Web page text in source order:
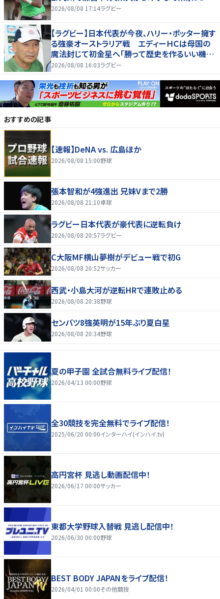
2026/08/08 17:14ラグビー
【ラグビー】日本代表が今夜、ハリー・ポッター擁す
る強豪オーストラリア戦 エディーＨＣは母国の
魔法封じて初金星へ「勝って歴史を作るいい機
会」
2026/08/08 16:03ラグビー
おすすめの記事
【速報】DeNA vs. 広島ほか
2026/08/08 15:00野球
張本智和が4強進出 兄妹Vまで2勝
2026/08/08 21:10卓球
ラグビー日本代表が豪代表に逆転負け
2026/08/08 20:57ラグビー
C大阪MF横山夢樹がデビュー戦で初G
2026/08/08 20:52サッカー
西武・小島大河が逆転HRで連敗止める
2026/08/08 20:38野球
センバツ8強英明が15年ぶり夏白星
2026/08/08 20:34野球
夏の甲子園 全試合無料ライブ配信！
2026/04/13 00:00野球
全30競技を完全無料でライブ配信！
2025/06/20 00:00インターハイ(インハイ.tv)
高円宮杯 見逃し動画配信中！
2026/06/17 00:00サッカー
東都大学野球入替戦 見逃し配信中！
2026/06/30 00:00野球
BEST BODY JAPANをライブ配信！
2026/04/01 00:00その他競技